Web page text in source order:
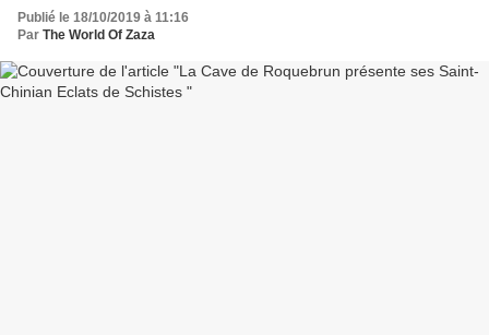
Publié le 18/10/2019 à 11:16
Par The World Of Zaza